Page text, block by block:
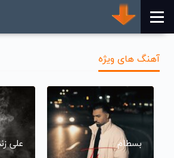
آهنگ های ویژه
بسطام علی